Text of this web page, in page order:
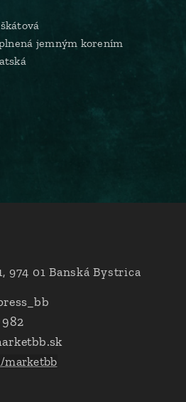
jemným korením
974 01 Banská Bystrica
982
marketbb